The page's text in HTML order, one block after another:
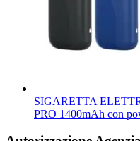
SIGARETTA
PRO 1400mAh con